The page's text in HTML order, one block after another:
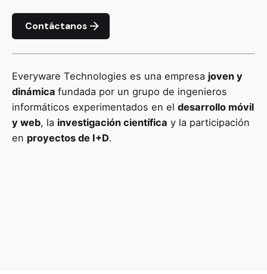
Contáctanos
Everyware Technologies es una empresa joven y
dinámica fundada por un grupo de ingenieros
informáticos experimentados en el desarrollo móvil
y web, la investigación científica y la participación
en proyectos de I+D.